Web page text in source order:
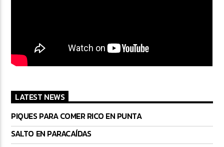
LATEST NEWS
PIQUES PARA COMER RICO EN PUNTA
SALTO EN PARACAÍDAS